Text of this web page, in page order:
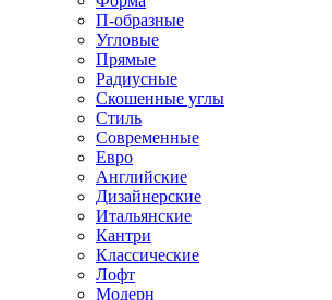
П-образные
Угловые
Прямые
Радиусные
Скошенные углы
Стиль
Современные
Евро
Английские
Дизайнерские
Итальянские
Кантри
Классические
Лофт
Модерн